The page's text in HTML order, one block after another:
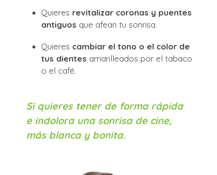
Quieres revitalizar coronas y puentes
antiguos que afean tu sonrisa.
Quieres cambiar el tono o el color de
tus dientes amarilleados por el tabaco
o el café.
Si quieres tener de forma rápida
e indolora una sonrisa de cine,
más blanca y bonita.